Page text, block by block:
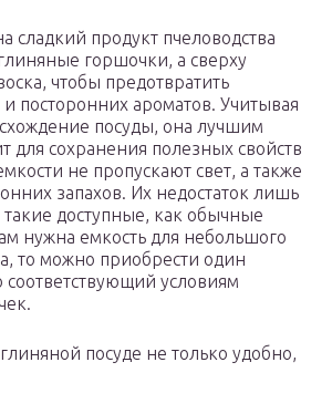
сладкий продукт пчеловодства
горшочки, а сверху
чтобы предотвратить
посторонних ароматов. Учитывая
посуды, она лучшим
для сохранения полезных свойств
не пропускают свет, а также
запахов. Их недостаток лишь
такие доступные, как обычные
нужна емкость для небольшого
то можно приобрести один
условиям
посуде не только удобно,